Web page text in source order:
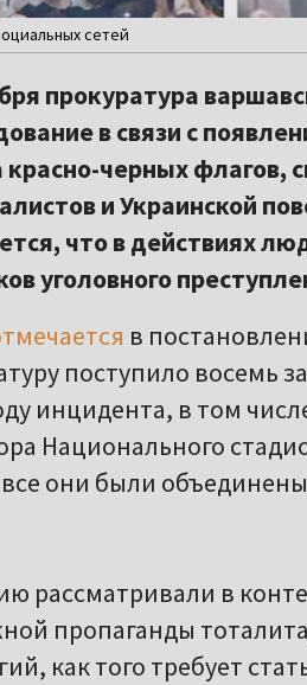
сетей
прокуратура
в связи с
красно-черных флагов,
и Украинской
что в действиях
уголовного
в
поступило восемь
инцидента, в том
Национального
они были
рассматривали в
пропаганды
как того требует